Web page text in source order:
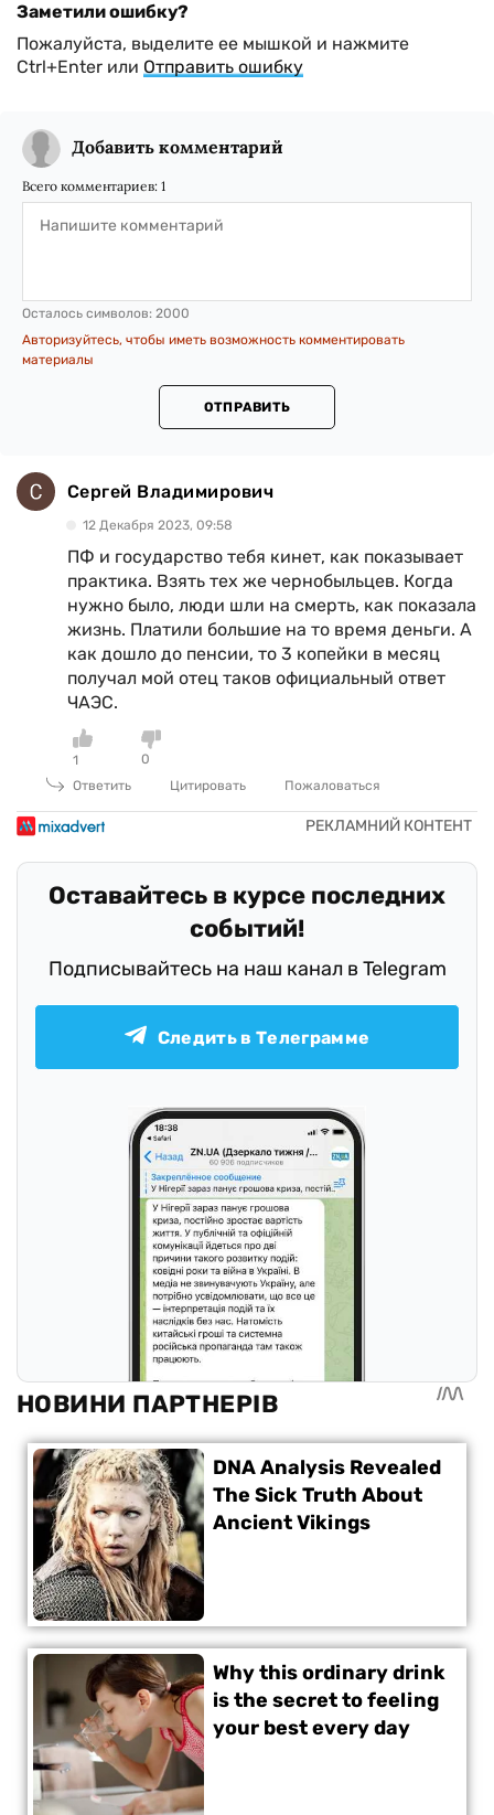
Заметили ошибку?
Пожалуйста, выделите ее мышкой и нажмите
Ctrl+Enter или Отправить ошибку
Добавить комментарий
Всего комментариев: 1
Осталось символов: 2000
Авторизуйтесь, чтобы иметь возможность комментировать
материалы
ОТПРАВИТЬ
Сергей Владимирович
12 Декабря 2023, 09:58
ПФ и государство тебя кинет, как показывает
практика. Взять тех же чернобыльцев. Когда
нужно было, люди шли на смерть, как показала
жизнь. Платили большие на то время деньги. А
как дошло до пенсии, то 3 копейки в месяц
получал мой отец таков официальный ответ
ЧАЭС.
1
0
Ответить
Цитировать Пожаловаться
Оставайтесь в курсе последних
событий!
Подписывайтесь на наш канал в Telegram
Следить в Телеграмме